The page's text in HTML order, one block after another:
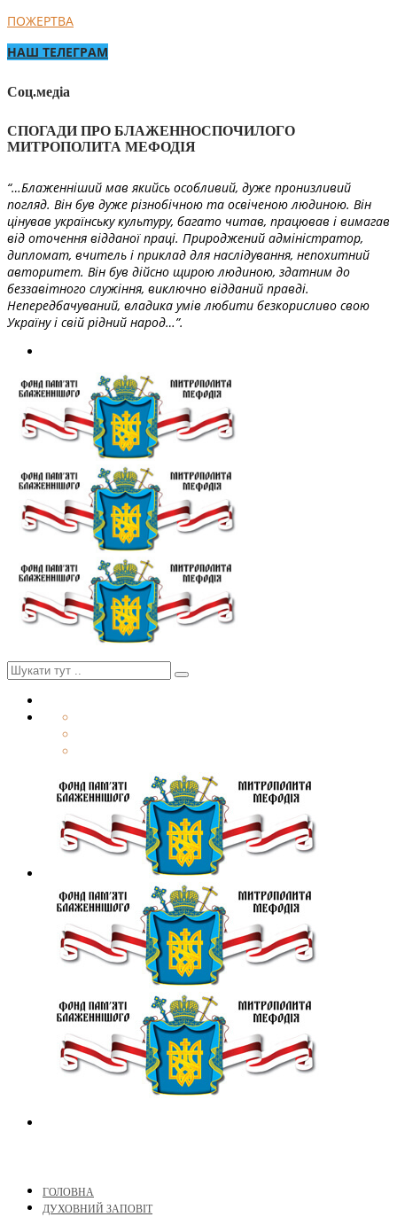
ПОЖЕРТВА
НАШ ТЕЛЕГРАМ
Соц.медіа
СПОГАДИ ПРО БЛАЖЕННОСПОЧИЛОГО
МИТРОПОЛИТА МЕФОДІЯ
“…Блаженніший мав якийсь особливий, дуже пронизливий
погляд. Він був дуже різнобічною та освіченою людиною. Він
цінував українську культуру, багато читав, працював і вимагав
від оточення відданої праці. Природжений адміністратор,
дипломат, вчитель і приклад для наслідування, непохитний
авторитет. Він був дійсно щирою людиною, здатним до
беззавітного служіння, виключно відданий правді.
Непередбачуваний, владика умів любити безкорисливо свою
Україну і свій рідний народ…”.
ГОЛОВНА
ДУХОВНИЙ ЗАПОВІТ